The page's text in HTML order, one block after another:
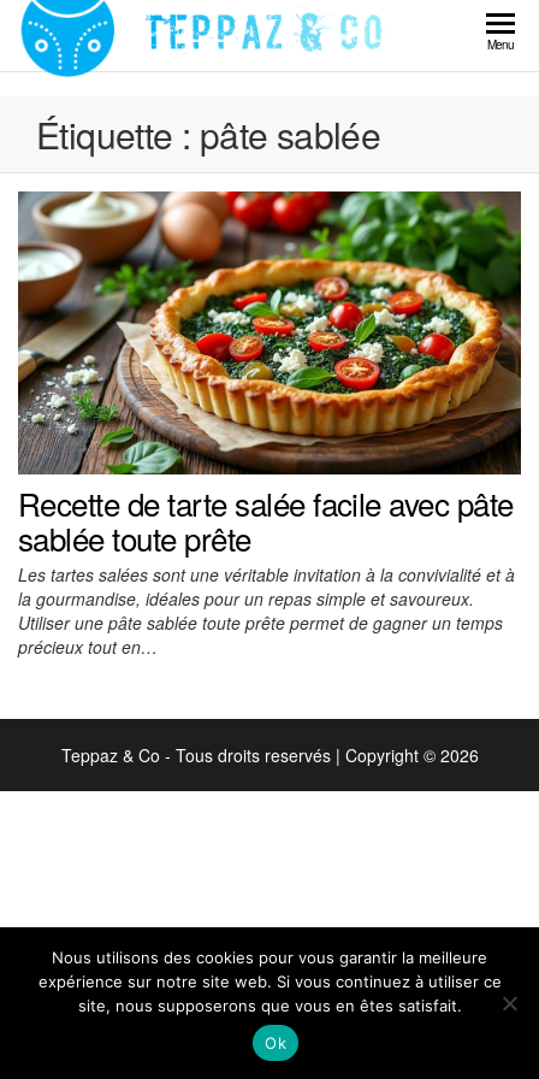
Skip
content
Teppaz
Menu
Étiquette : pâte sablée
Recette de tarte salée facile avec pâte
sablée toute prête
Les tartes salées sont une véritable invitation à la convivialité et à
la gourmandise, idéales pour un repas simple et savoureux.
Utiliser une pâte sablée toute prête permet de gagner un temps
précieux tout en…
Teppaz & Co - Tous droits reservés | Copyright © 2026
Nous utilisons des cookies pour vous garantir la meilleure
expérience sur notre site web. Si vous continuez à utiliser ce
site, nous supposerons que vous en êtes satisfait.
Ok